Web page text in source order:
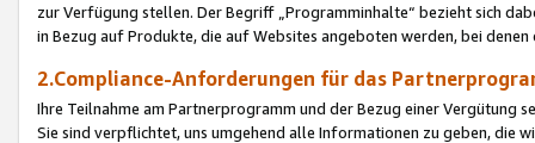
zur Verfügung stellen. Der Begriff „Programminhalte“ bezieht sich
in Bezug auf Produkte, die auf Websites angeboten werden, bei
2.Compliance-Anforderungen für das
Ihre Teilnahme am Partnerprogramm und der Bezug einer Vergütung
Sie sind verpflichtet, uns umgehend alle Informationen zu geben, die